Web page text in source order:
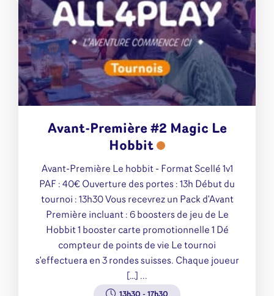
Avant-Première #2 Magic Le
Hobbit
Avant-Première Le hobbit - Format Scellé 1v1
PAF : 40€ Ouverture des portes : 13h Début du
tournoi : 13h30 Vous recevrez un Pack d'Avant
Première incluant : 6 boosters de jeu de Le
Hobbit 1 booster carte promotionnelle 1 Dé
compteur de points de vie Le tournoi
s'effectuera en 3 rondes suisses. Chaque joueur
[…] ...
13h30 - 17h30